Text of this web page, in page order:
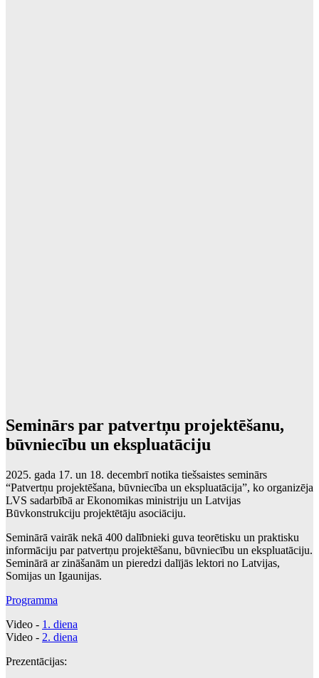
Seminārs par patvertņu projektēšanu,
būvniecību un ekspluatāciju
2025. gada 17. un 18. decembrī notika tiešsaistes seminārs
“Patvertņu projektēšana, būvniecība un ekspluatācija”, ko organizēja
LVS sadarbībā ar Ekonomikas ministriju un Latvijas
Būvkonstrukciju projektētāju asociāciju.
Seminārā vairāk nekā 400 dalībnieki guva teorētisku un praktisku
informāciju par patvertņu projektēšanu, būvniecību un ekspluatāciju.
Seminārā ar zināšanām un pieredzi dalījās lektori no Latvijas,
Somijas un Igaunijas.
Programma
Video - 1. diena
Video - 2. diena
Prezentācijas: